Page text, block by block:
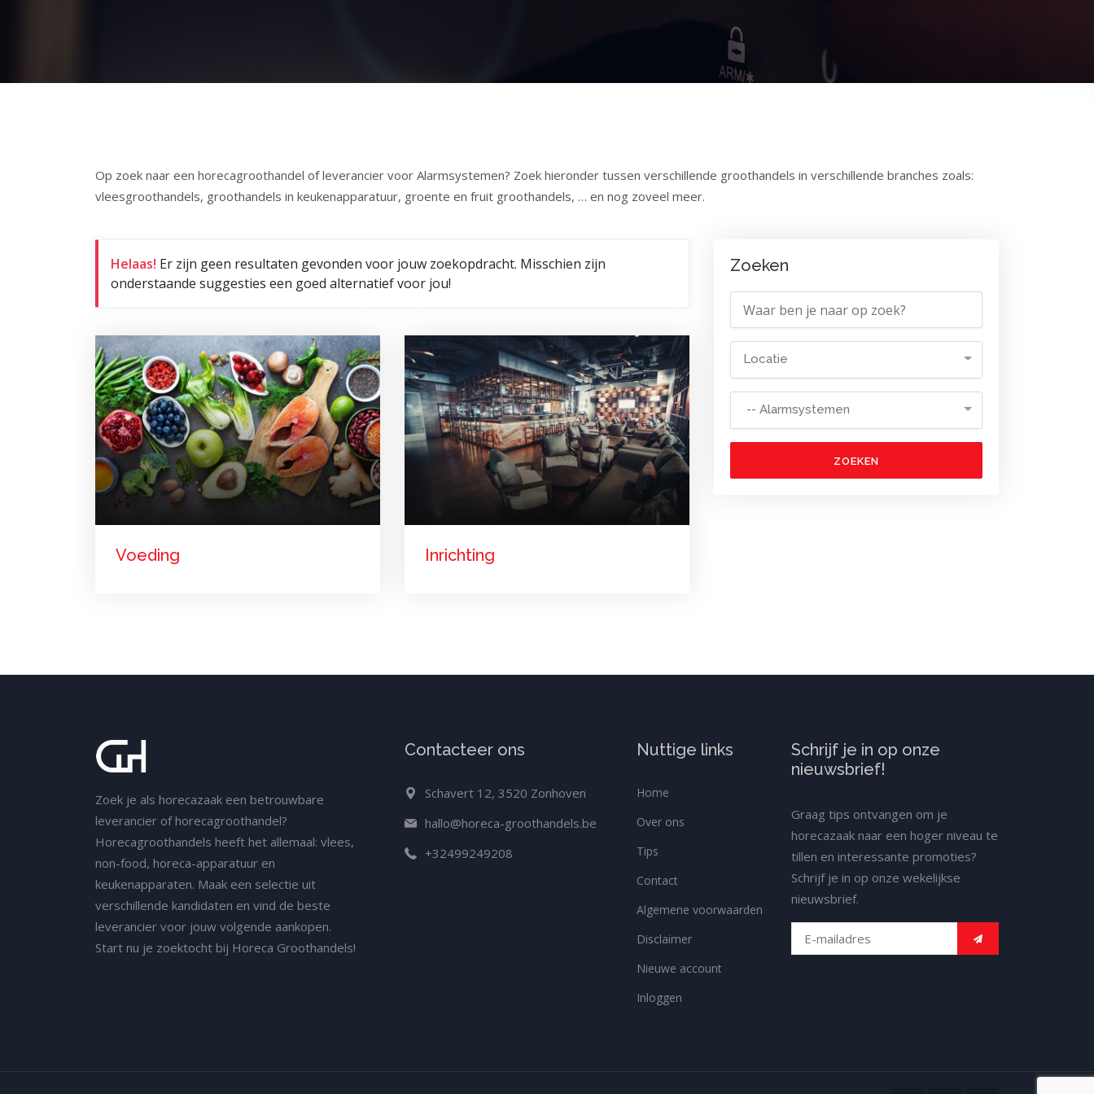
Op zoek naar een horecagroothandel of leverancier voor Alarmsystemen? Zoek hieronder tussen verschillende groothandels in verschillende branches zoals:
vleesgroothandels, groothandels in keukenapparatuur, groente en fruit groothandels, … en nog zoveel meer.
Helaas! Er zijn geen resultaten gevonden voor jouw zoekopdracht. Misschien zijn
onderstaande suggesties een goed alternatief voor jou!
Voeding Inrichting
Zoeken
Locatie
-- Alarmsystemen
ZOEKEN
Zoek je als horecazaak een betrouwbare
leverancier of horecagroothandel?
Horecagroothandels heeft het allemaal: vlees,
non-food, horeca-apparatuur en
keukenapparaten. Maak een selectie uit
verschillende kandidaten en vind de beste
leverancier voor jouw volgende aankopen.
Start nu je zoektocht bij Horeca Groothandels!
Contacteer ons
Schavert 12, 3520 Zonhoven
hallo@horeca-groothandels.be
+32499249208
Nuttige links
Home
Over ons
Tips
Contact
Algemene voorwaarden
Disclaimer
Nieuwe account
Inloggen
Schrijf je in op onze
nieuwsbrief!
Graag tips ontvangen om je
horecazaak naar een hoger niveau te
tillen en interessante promoties?
Schrijf je in op onze wekelijkse
nieuwsbrief.